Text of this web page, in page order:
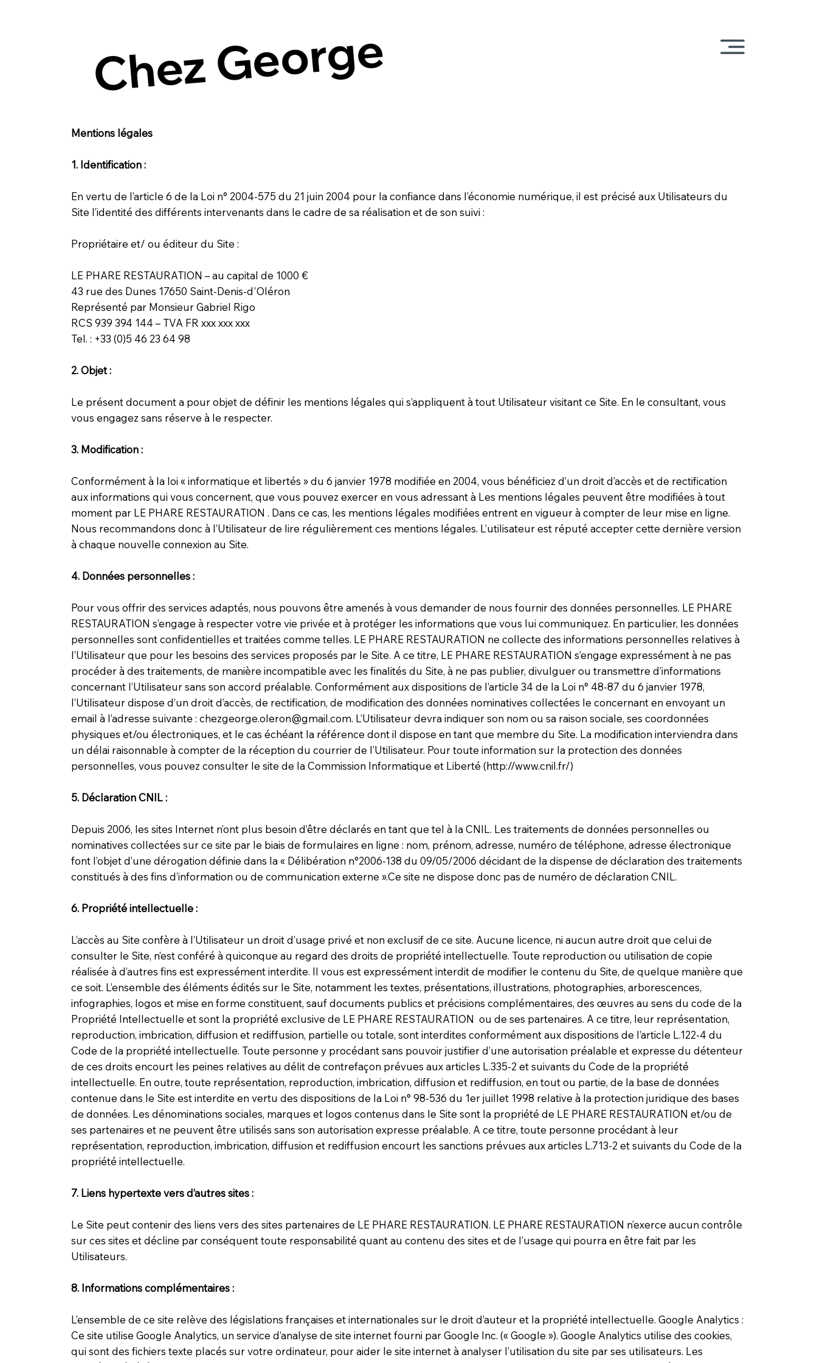
Chez George
Mentions légales
1. Identification :
En vertu de l’article 6 de la Loi n° 2004-575 du 21 juin 2004 pour la confiance dans l’économie numérique, il est précisé aux Utilisateurs du
Site l’identité des différents intervenants dans le cadre de sa réalisation et de son suivi :
Propriétaire et/ ou éditeur du Site :
LE PHARE RESTAURATION – au capital de 1000 €
43 rue des Dunes 17650 Saint-Denis-d'Oléron
Représenté par Monsieur Gabriel Rigo
RCS 939 394 144 – TVA FR xxx xxx xxx
Tel. : +33 (0)5 46 23 64 98
2. Objet :
Le présent document a pour objet de définir les mentions légales qui s’appliquent à tout Utilisateur visitant ce Site. En le consultant, vous
vous engagez sans réserve à le respecter.
3. Modification :
Conformément à la loi « informatique et libertés » du 6 janvier 1978 modifiée en 2004, vous bénéficiez d’un droit d’accès et de rectification
aux informations qui vous concernent, que vous pouvez exercer en vous adressant à Les mentions légales peuvent être modifiées à tout
moment par LE PHARE RESTAURATION . Dans ce cas, les mentions légales modifiées entrent en vigueur à compter de leur mise en ligne.
Nous recommandons donc à l’Utilisateur de lire régulièrement ces mentions légales. L’utilisateur est réputé accepter cette dernière version
à chaque nouvelle connexion au Site.
4. Données personnelles :
Pour vous offrir des services adaptés, nous pouvons être amenés à vous demander de nous fournir des données personnelles. LE PHARE
RESTAURATION s’engage à respecter votre vie privée et à protéger les informations que vous lui communiquez. En particulier, les données
personnelles sont confidentielles et traitées comme telles. LE PHARE RESTAURATION ne collecte des informations personnelles relatives à
l’Utilisateur que pour les besoins des services proposés par le Site. A ce titre, LE PHARE RESTAURATION s’engage expressément à ne pas
procéder à des traitements, de manière incompatible avec les finalités du Site, à ne pas publier, divulguer ou transmettre d’informations
concernant l’Utilisateur sans son accord préalable. Conformément aux dispositions de l’article 34 de la Loi n° 48-87 du 6 janvier 1978,
l’Utilisateur dispose d’un droit d’accès, de rectification, de modification des données nominatives collectées le concernant en envoyant un
email à l’adresse suivante :chezgeorge.oleron@gmail.com. L’Utilisateur devra indiquer son nom ou sa raison sociale, ses coordonnées
physiques et/ou électroniques, et le cas échéant la référence dont il dispose en tant que membre du Site. La modification interviendra dans
un délai raisonnable à compter de la réception du courrier de l’Utilisateur. Pour toute information sur la protection des données
personnelles, vous pouvez consulter le site de la Commission Informatique et Liberté (http://www.cnil.fr/)
5. Déclaration CNIL :
Depuis 2006, les sites Internet n’ont plus besoin d’être déclarés en tant que tel à la CNIL. Les traitements de données personnelles ou
nominatives collectées sur ce site par le biais de formulaires en ligne : nom, prénom, adresse, numéro de téléphone, adresse électronique
font l’objet d’une dérogation définie dans la « Délibération n°2006-138 du 09/05/2006 décidant de la dispense de déclaration des traitements
constitués à des fins d’information ou de communication externe ».Ce site ne dispose donc pas de numéro de déclaration CNIL.
6. Propriété intellectuelle :
L’accès au Site confère à l’Utilisateur un droit d’usage privé et non exclusif de ce site. Aucune licence, ni aucun autre droit que celui de
consulter le Site, n’est conféré à quiconque au regard des droits de propriété intellectuelle. Toute reproduction ou utilisation de copie
réalisée à d’autres fins est expressément interdite. Il vous est expressément interdit de modifier le contenu du Site, de quelque manière que
ce soit. L’ensemble des éléments édités sur le Site, notamment les textes, présentations, illustrations, photographies, arborescences,
infographies, logos et mise en forme constituent, sauf documents publics et précisions complémentaires, des œuvres au sens du code de la
Propriété Intellectuelle et sont la propriété exclusive de LE PHARE RESTAURATION ou de ses partenaires. A ce titre, leur représentation,
reproduction, imbrication, diffusion et rediffusion, partielle ou totale, sont interdites conformément aux dispositions de l’article L.122-4 du
Code de la propriété intellectuelle. Toute personne y procédant sans pouvoir justifier d’une autorisation préalable et expresse du détenteur
de ces droits encourt les peines relatives au délit de contrefaçon prévues aux articles L.335-2 et suivants du Code de la propriété
intellectuelle. En outre, toute représentation, reproduction, imbrication, diffusion et rediffusion, en tout ou partie, de la base de données
contenue dans le Site est interdite en vertu des dispositions de la Loi n° 98-536 du 1er juillet 1998 relative à la protection juridique des bases
de données. Les dénominations sociales, marques et logos contenus dans le Site sont la propriété de LE PHARE RESTAURATION et/ou de
ses partenaires et ne peuvent être utilisés sans son autorisation expresse préalable. A ce titre, toute personne procédant à leur
représentation, reproduction, imbrication, diffusion et rediffusion encourt les sanctions prévues aux articles L.713-2 et suivants du Code de la
propriété intellectuelle.
7. Liens hypertexte vers d’autres sites :
Le Site peut contenir des liens vers des sites partenaires de LE PHARE RESTAURATION. LE PHARE RESTAURATION n’exerce aucun contrôle
sur ces sites et décline par conséquent toute responsabilité quant au contenu des sites et de l’usage qui pourra en être fait par les
Utilisateurs.
8. Informations complémentaires :
L’ensemble de ce site relève des législations françaises et internationales sur le droit d’auteur et la propriété intellectuelle. Google Analytics :
Ce site utilise Google Analytics, un service d’analyse de site internet fourni par Google Inc. (« Google »). Google Analytics utilise des cookies,
qui sont des fichiers texte placés sur votre ordinateur, pour aider le site internet à analyser l’utilisation du site par ses utilisateurs. Les